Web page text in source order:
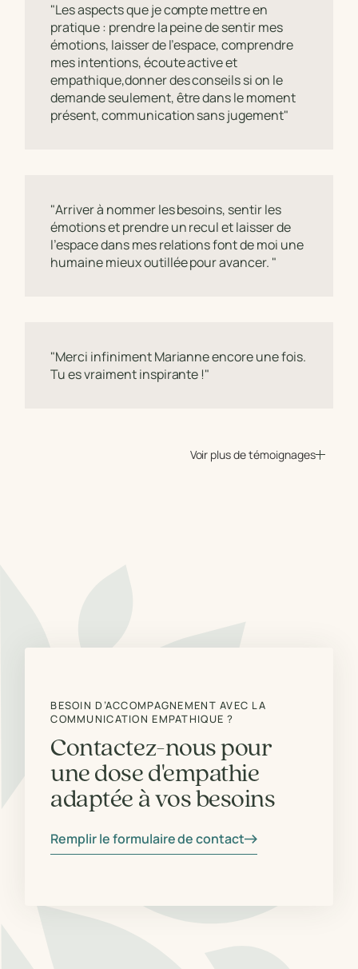
"Les aspects que je compte mettre en
pratique : prendre la peine de sentir mes
émotions, laisser de l’espace, comprendre
mes intentions, écoute active et
empathique,donner des conseils si on le
demande seulement, être dans le moment
présent, communication sans jugement"
"Arriver à nommer les besoins, sentir les
émotions et prendre un recul et laisser de
l’espace dans mes relations font de moi une
humaine mieux outillée pour avancer. "
"Merci infiniment Marianne encore une fois.
Tu es vraiment inspirante !"
Voir plus de témoignages
BESOIN D’ACCOMPAGNEMENT AVEC LA
COMMUNICATION EMPATHIQUE ?
Contactez-nous pour
une dose d'empathie
adaptée à vos besoins
Remplir le formulaire de contact